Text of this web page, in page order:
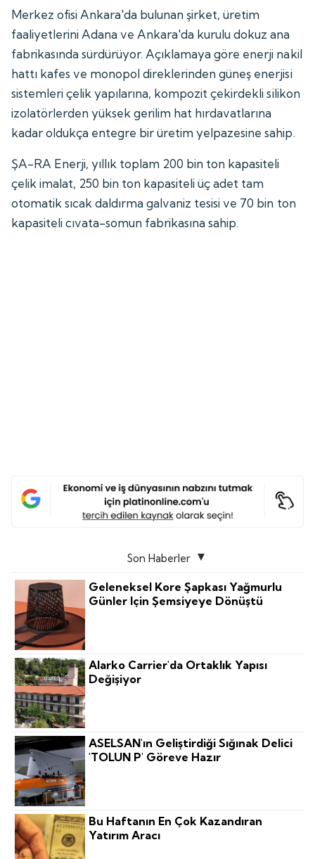
Merkez ofisi Ankara'da bulunan şirket, üretim
faaliyetlerini Adana ve Ankara'da kurulu dokuz ana
fabrikasında sürdürüyor. Açıklamaya göre enerji nakil
hattı kafes ve monopol direklerinden güneş enerjisi
sistemleri çelik yapılarına, kompozit çekirdekli silikon
izolatörlerden yüksek gerilim hat hırdavatlarına
kadar oldukça entegre bir üretim yelpazesine sahip.
ŞA-RA Enerji, yıllık toplam 200 bin ton kapasiteli
çelik imalat, 250 bin ton kapasiteli üç adet tam
otomatik sıcak daldırma galvaniz tesisi ve 70 bin ton
kapasiteli cıvata-somun fabrikasına sahip.
Son Haberler
Geleneksel Kore Şapkası Yağmurlu
Günler Için Şemsiyeye Dönüştü
Alarko Carrier'da Ortaklık Yapısı
Değişiyor
ASELSAN'ın Geliştirdiği Sığınak Delici
'TOLUN P' Göreve Hazır
Bu Haftanın En Çok Kazandıran
Yatırım Aracı